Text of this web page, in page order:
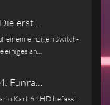
erst…
einem einzigen Switch-
einiges an…
Funra…
Kart 64 HD befasst